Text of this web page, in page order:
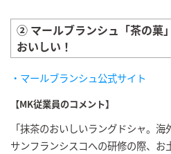
② マールブランシュ「茶の菓
おいしい！
・マールブランシュ公式サイト
【MK従業員のコメント】
「抹茶のおいしいラングドシャ。海
サンフランシスコへの研修の際、お